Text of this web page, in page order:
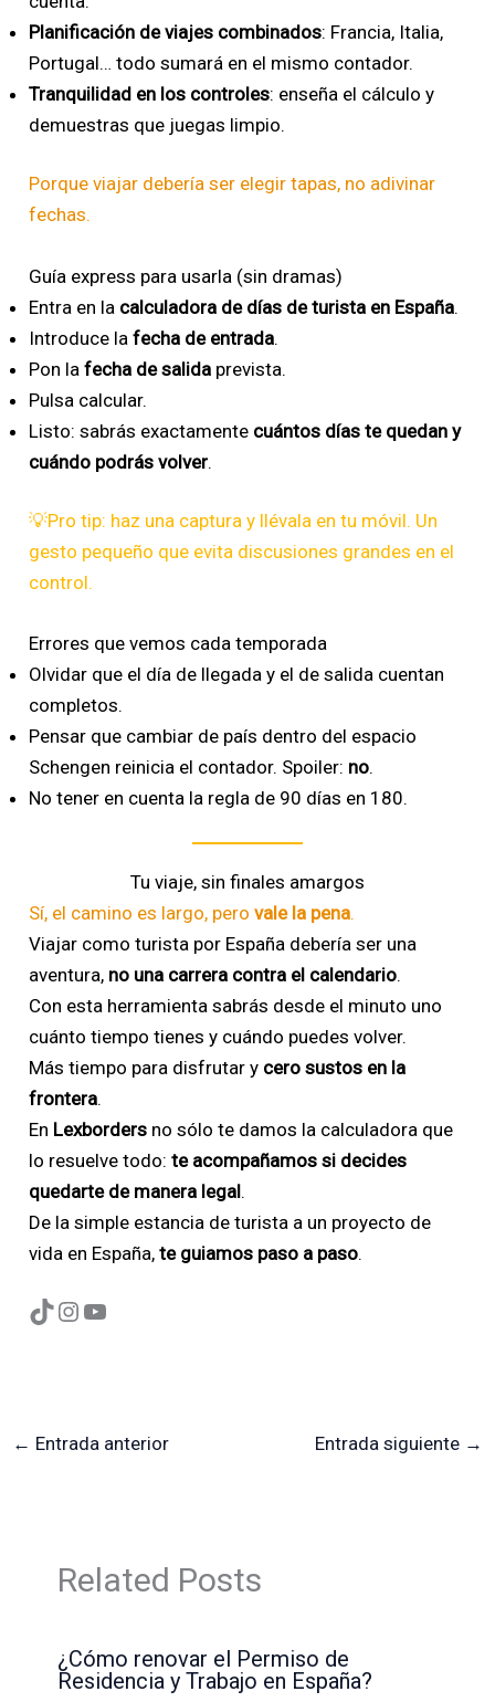
Planificación de viajes combinados: Francia, Italia,
Portugal… todo sumará en el mismo contador.
Tranquilidad en los controles: enseña el cálculo y
demuestras que juegas limpio.
Porque viajar debería ser elegir tapas, no adivinar
fechas.
Guía express para usarla (sin dramas)
Entra en la calculadora de días de turista en España.
Introduce lafecha de entrada.
Pon lafecha de salida prevista.
Pulsa calcular.
Listo: sabrás exactamente cuántos días te quedan y
cuándo podrás volver.
💡Pro tip: haz una captura y llévala en tu móvil. Un
gesto pequeño que evita discusiones grandes en el
control.
Errores que vemos cada temporada
Olvidar que el día de llegada y el de salida cuentan
completos.
Pensar que cambiar de país dentro del espacio
Schengen reinicia el contador. Spoiler: no.
No tener en cuenta la regla de 90 días en 180.
Tu viaje, sin finales amargos
Sí, el camino es largo, perovale la pena.
Viajar como turista por España debería ser una
aventura, no una carrera contra el calendario.
Con esta herramienta sabrás desde el minuto uno
cuánto tiempo tienes y cuándo puedes volver.
Más tiempo para disfrutar y cero sustos en la
frontera.
En Lexborders no sólo te damos la calculadora que
lo resuelve todo: te acompañamos si decides
quedarte de manera legal.
De la simple estancia de turista a un proyecto de
vida en España,te guiamos paso a paso.
← Entrada anterior Entrada siguiente →
Related Posts
¿Cómo renovar el Permiso de
Residencia y Trabajo en España?